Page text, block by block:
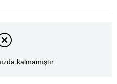
kalmamıştır.